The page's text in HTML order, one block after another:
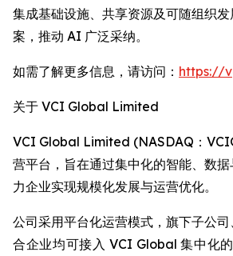
集成基础设施、共享资源及可随组织
案，推动 AI 广泛采纳。
如需了解更多信息，请访问： https://
关于 VCI Global Limited
VCI Global Limited (NASDAQ：
营平台，旨在通过集中化的智能、数
力企业实现规模化发展与运营优化。
公司采用平台化运营模式，旗下子公
合企业均可接入 VCI Global 集中化